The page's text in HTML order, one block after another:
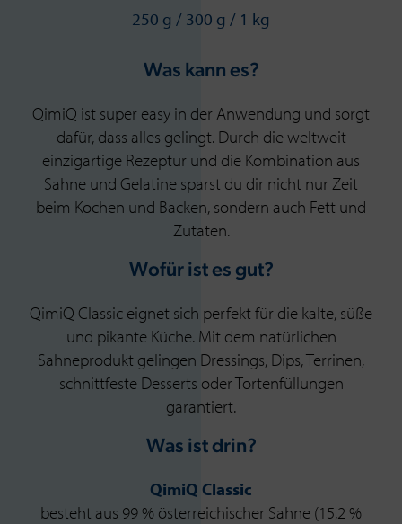
250 g / 300 g / 1 kg
Was kann es?
QimiQ ist super easy in der Anwendung und sorgt
dafür, dass alles gelingt. Durch die weltweit
einzigartige Rezeptur und die Kombination aus
Sahne und Gelatine sparst du dir nicht nur Zeit
beim Kochen und Backen, sondern auch Fett und
Zutaten.
Wofür ist es gut?
QimiQ Classic eignet sich perfekt für die kalte, süße
und pikante Küche. Mit dem natürlichen
Sahneprodukt gelingen Dressings, Dips, Terrinen,
schnittfeste Desserts oder Tortenfüllungen
garantiert.
Was ist drin?
QimiQ Classic
besteht aus 99 % österreichischer Sahne (15,2 %